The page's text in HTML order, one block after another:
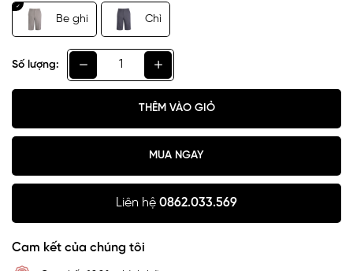
Be ghi Chì
Số lượng:
THÊM VÀO GIỎ
MUA NGAY
Liên hệ 0862.033.569
Cam kết của chúng tôi